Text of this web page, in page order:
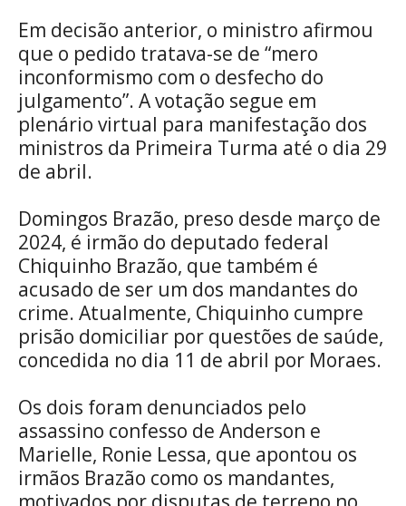
Em decisão anterior, o ministro afirmou
que o pedido tratava-se de “mero
inconformismo com o desfecho do
julgamento”. A votação segue em
plenário virtual para manifestação dos
ministros da Primeira Turma até o dia 29
de abril.
Domingos Brazão, preso desde março de
2024, é irmão do deputado federal
Chiquinho Brazão, que também é
acusado de ser um dos mandantes do
crime. Atualmente, Chiquinho cumpre
prisão domiciliar por questões de saúde,
concedida no dia 11 de abril por Moraes.
Os dois foram denunciados pelo
assassino confesso de Anderson e
Marielle, Ronie Lessa, que apontou os
irmãos Brazão como os mandantes,